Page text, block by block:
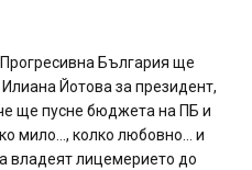
България ще
Йотова за президент,
ще пусне бюджета на ПБ и
мило…, колко любовно… и
владеят лицемерието до